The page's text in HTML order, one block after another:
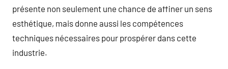
présente non seulement une chance de affiner un sens
esthétique, mais donne aussi les compétences
techniques nécessaires pour prospérer dans cette
industrie.